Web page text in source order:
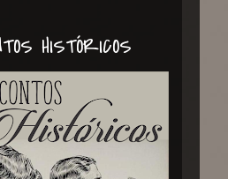
HISTÓRICOS